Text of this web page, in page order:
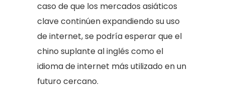
caso de que los mercados asiáticos
clave continúen expandiendo su uso
de internet, se podría esperar que el
chino suplante al inglés como el
idioma de internet más utilizado en un
futuro cercano.